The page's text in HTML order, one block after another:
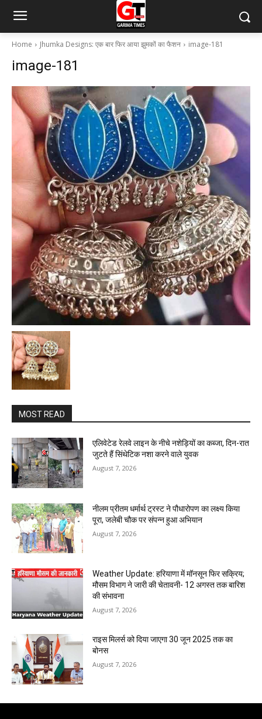
Home Jhumka Designs: एक बार फिर आया झुमकों का फैशन image-181
image-181
MOST READ
एलिवेटेड रेलवे लाइन के नीचे नशेड़ियों का कब्जा, दिन-रात
जुटते हैं सिंथेटिक नशा करने वाले युवक
August 7, 2026
नीलम प्रीतम धर्मार्थ ट्रस्ट ने पौधारोपण का लक्ष्य किया
पूरा, जलेबी चौक पर संपन्न हुआ अभियान
August 7, 2026
Weather Update: हरियाणा में मॉनसून फिर सक्रिय;
मौसम विभाग ने जारी की चेतावनी- 12 अगस्त तक बारिश
की संभावना
August 7, 2026
राइस मिलर्स को दिया जाएगा 30 जून 2025 तक का
बोनस
August 7, 2026